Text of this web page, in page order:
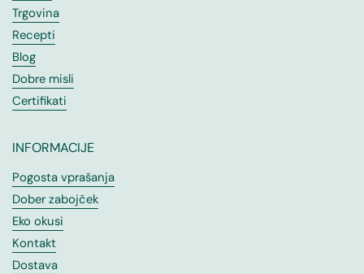
Trgovina
Recepti
Blog
Dobre misli
Certifikati
INFORMACIJE
Pogosta vprašanja
Dober zabojček
Eko okusi
Kontakt
Dostava